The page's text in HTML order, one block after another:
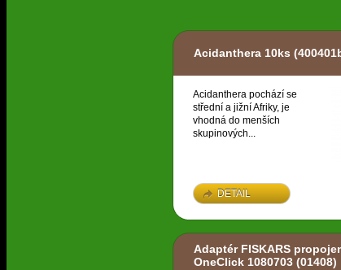
Acidanthera 10ks
Acidanthera pochází se
střední a jižní Afriky, je
vhodná do menších
skupinových...
DETAIL
Adaptér FISKARS
OneClick 1080703 (01408)